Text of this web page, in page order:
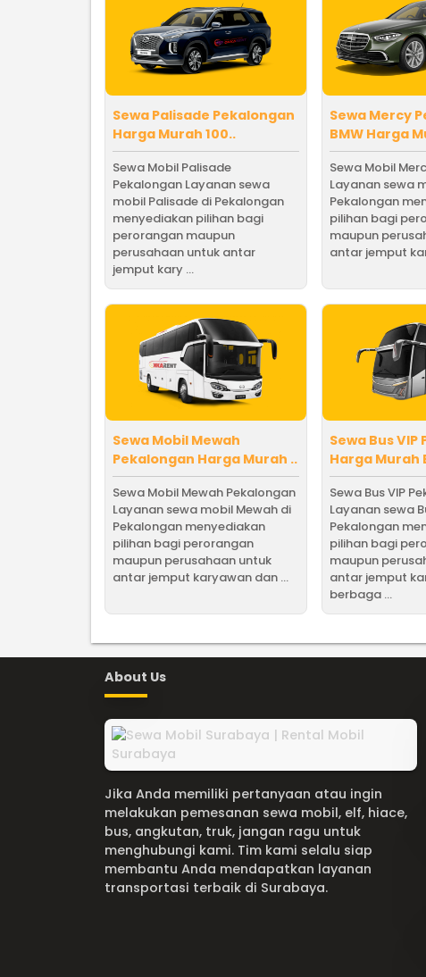
Sewa Palisade Pekalongan
Harga Murah 100..
Sewa Mobil Palisade
Pekalongan Layanan sewa
mobil Palisade di Pekalongan
menyediakan pilihan bagi
perorangan maupun
perusahaan untuk antar
jemput kary ...
Sewa Mercy
BMW Harga
Sewa Mobil
Layanan sewa
Pekalongan
pilihan bagi
maupun
antar jemput
Sewa Mobil Mewah
Pekalongan Harga Murah ..
Sewa Mobil Mewah Pekalongan
Layanan sewa mobil Mewah di
Pekalongan menyediakan
pilihan bagi perorangan
maupun perusahaan untuk
antar jemput karyawan dan ...
Sewa Bus
Harga Murah
Sewa Bus VIP
Layanan sewa
Pekalongan
pilihan bagi
maupun
antar jemput
berbaga ...
About Us
Jika Anda memiliki pertanyaan atau ingin
melakukan pemesanan sewa mobil, elf, hiace,
bus, angkutan, truk, jangan ragu untuk
menghubungi kami. Tim kami selalu siap
membantu Anda mendapatkan layanan
transportasi terbaik di Surabaya.